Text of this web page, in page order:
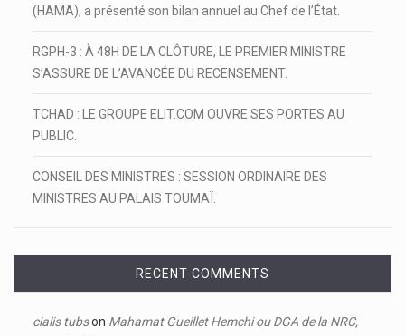
(HAMA), a présenté son bilan annuel au Chef de l’État.
RGPH-3 : À 48H DE LA CLÔTURE, LE PREMIER MINISTRE
S’ASSURE DE L’AVANCÉE DU RECENSEMENT.
TCHAD : LE GROUPE ELIT.COM OUVRE SES PORTES AU
PUBLIC.
CONSEIL DES MINISTRES : SESSION ORDINAIRE DES
MINISTRES AU PALAIS TOUMAÏ.
RECENT COMMENTS
cialis tubson Mahamat Gueillet Hemchi ou DGA de la NRC,